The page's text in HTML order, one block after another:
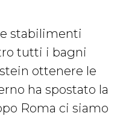
stabilimenti
tutti i bagni
ottenere le
ha spostato la
Roma ci siamo